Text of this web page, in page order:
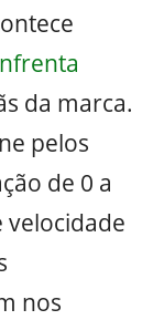
da marca.
pelos
de 0 a
velocidade
nos